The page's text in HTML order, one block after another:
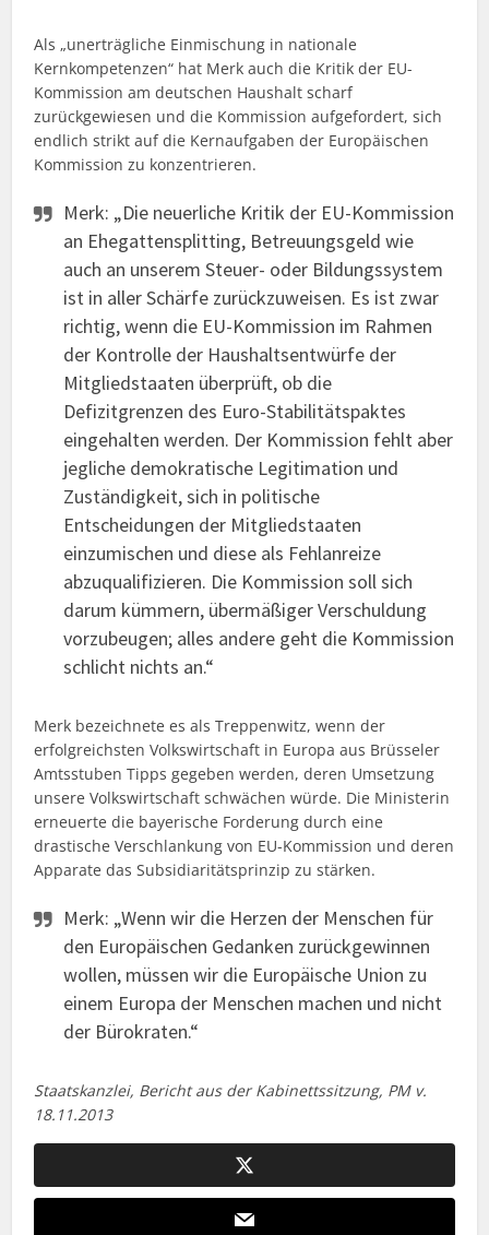
Als „unerträgliche Einmischung in nationale
Kernkompetenzen“ hat Merk auch die Kritik der EU-
Kommission am deutschen Haushalt scharf
zurückgewiesen und die Kommission aufgefordert, sich
endlich strikt auf die Kernaufgaben der Europäischen
Kommission zu konzentrieren.
Merk: „Die neuerliche Kritik der EU-Kommission
an Ehegattensplitting, Betreuungsgeld wie
auch an unserem Steuer- oder Bildungssystem
ist in aller Schärfe zurückzuweisen. Es ist zwar
richtig, wenn die EU-Kommission im Rahmen
der Kontrolle der Haushaltsentwürfe der
Mitgliedstaaten überprüft, ob die
Defizitgrenzen des Euro-Stabilitätspaktes
eingehalten werden. Der Kommission fehlt aber
jegliche demokratische Legitimation und
Zuständigkeit, sich in politische
Entscheidungen der Mitgliedstaaten
einzumischen und diese als Fehlanreize
abzuqualifizieren. Die Kommission soll sich
darum kümmern, übermäßiger Verschuldung
vorzubeugen; alles andere geht die Kommission
schlicht nichts an.“
Merk bezeichnete es als Treppenwitz, wenn der
erfolgreichsten Volkswirtschaft in Europa aus Brüsseler
Amtsstuben Tipps gegeben werden, deren Umsetzung
unsere Volkswirtschaft schwächen würde. Die Ministerin
erneuerte die bayerische Forderung durch eine
drastische Verschlankung von EU-Kommission und deren
Apparate das Subsidiaritätsprinzip zu stärken.
Merk: „Wenn wir die Herzen der Menschen für
den Europäischen Gedanken zurückgewinnen
wollen, müssen wir die Europäische Union zu
einem Europa der Menschen machen und nicht
der Bürokraten.“
Staatskanzlei, Bericht aus der Kabinettssitzung, PM v.
18.11.2013